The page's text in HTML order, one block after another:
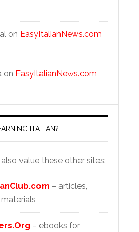
on EasyItalianNews.com
on EasyItalianNews.com
ITALIAN?
value these other sites:
– articles,
– ebooks for